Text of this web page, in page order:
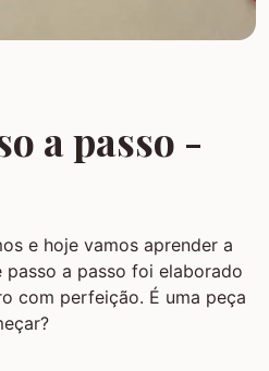
a passo -
e hoje vamos aprender a
a passo foi elaborado
com perfeição. É uma peça